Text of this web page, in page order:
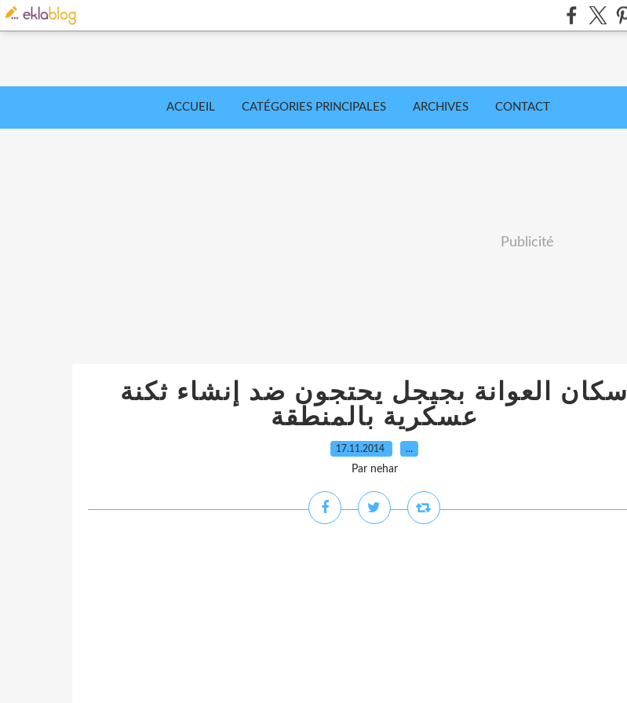
ACCUEIL CATÉGORIES PRINCIPALES ARCHIVES CONTACT
Publicité
سكان العوانة بجيجل يحتجون ضد إنشاء ثكنة
عسكرية بالمنطقة
17.11.2014 …
Par nehar